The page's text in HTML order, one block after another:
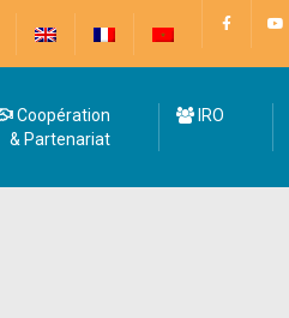
Coopération
& Partenariat
IRO